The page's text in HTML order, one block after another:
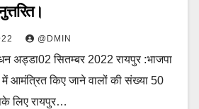
@DMIN
अड्डा02 सितम्बर 2022 रायपुर :भाजपा
आमंत्रित किए जाने वालों की संख्या 50
लिए रायपुर…